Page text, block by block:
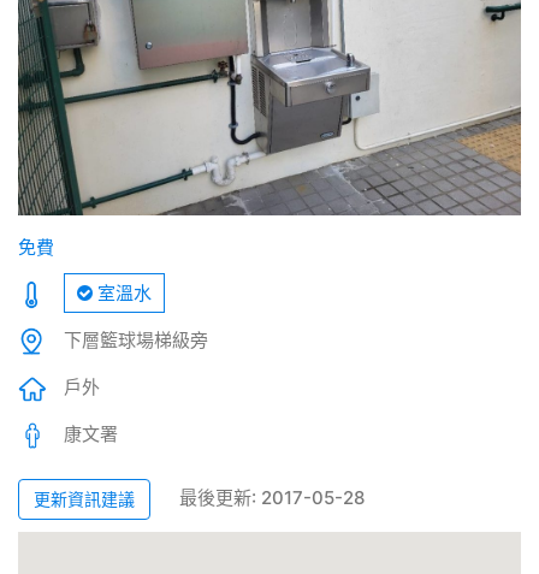
免費
室溫水
下層籃球場梯級旁
戶外
康文署
更新資訊建議 最後更新: 2017-05-28